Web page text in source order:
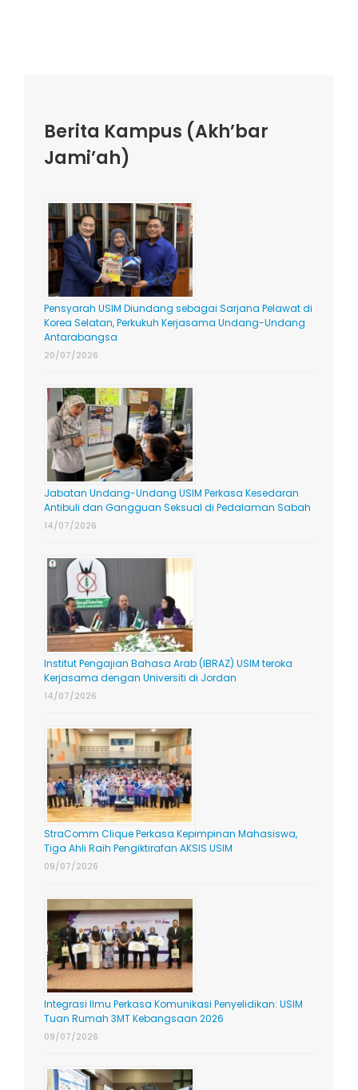
Berita Kampus (Akh’bar
Jami’ah)
Pensyarah USIM Diundang sebagai Sarjana Pelawat di
Korea Selatan, Perkukuh Kerjasama Undang-Undang
Antarabangsa
20/07/2026
Jabatan Undang-Undang USIM Perkasa Kesedaran
Antibuli dan Gangguan Seksual di Pedalaman Sabah
14/07/2026
Institut Pengajian Bahasa Arab (IBRAZ) USIM teroka
Kerjasama dengan Universiti di Jordan
14/07/2026
StraComm Clique Perkasa Kepimpinan Mahasiswa,
Tiga Ahli Raih Pengiktirafan AKSIS USIM
09/07/2026
Integrasi Ilmu Perkasa Komunikasi Penyelidikan: USIM
Tuan Rumah 3MT Kebangsaan 2026
09/07/2026